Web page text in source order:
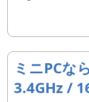
ミニPCな
3.4GHz /